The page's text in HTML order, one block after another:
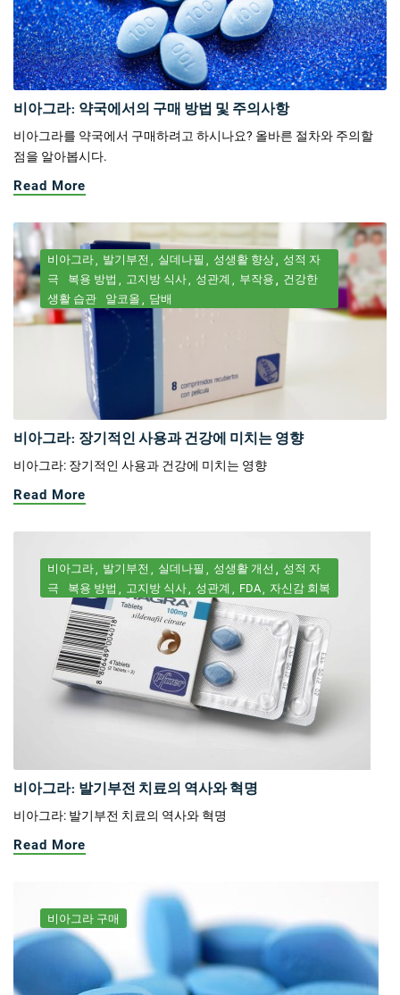
비아그라: 약국에서의 구매 방법 및 주의사항
비아그라를 약국에서 구매하려고 하시나요? 올바른 절차와 주의할
점을 알아봅시다.
Read More
비아그라 발기부전 실데나필 성생활 향상
성적 자
극
복용 방법 고지방 식사 성관계 부작용
건강한
생활 습관
알코올 담배
비아그라: 장기적인 사용과 건강에 미치는 영향
비아그라: 장기적인 사용과 건강에 미치는 영향
Read More
비아그라 발기부전 실데나필 성생활 개선
성적 자
극
복용 방법 고지방 식사 성관계 FDA 자신감 회복
비아그라: 발기부전 치료의 역사와 혁명
비아그라: 발기부전 치료의 역사와 혁명
Read More
비아그라 구매